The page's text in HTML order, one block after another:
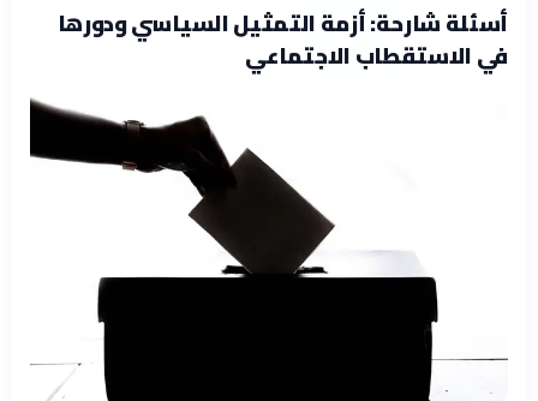
أسئلة شارحة: أزمة التمثيل السياسي ودورها
في الاستقطاب الاجتماعي